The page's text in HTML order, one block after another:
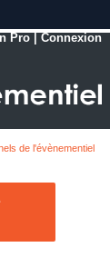
Pro |Connexion
de l'évènementiel